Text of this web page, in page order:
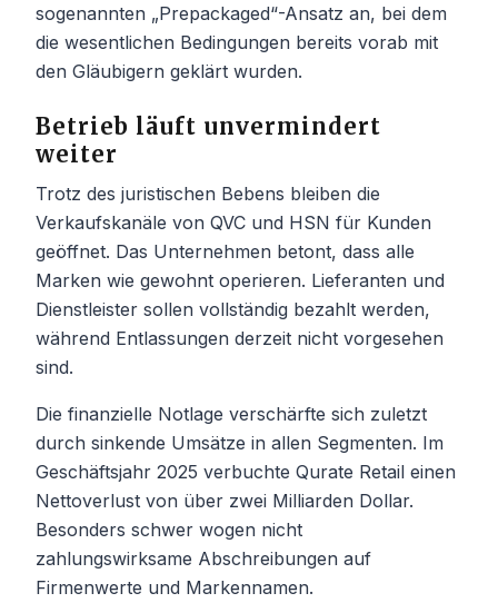
sogenannten „Prepackaged“-Ansatz an, bei dem
die wesentlichen Bedingungen bereits vorab mit
den Gläubigern geklärt wurden.
Betrieb läuft unvermindert
weiter
Trotz des juristischen Bebens bleiben die
Verkaufskanäle von QVC und HSN für Kunden
geöffnet. Das Unternehmen betont, dass alle
Marken wie gewohnt operieren. Lieferanten und
Dienstleister sollen vollständig bezahlt werden,
während Entlassungen derzeit nicht vorgesehen
sind.
Die finanzielle Notlage verschärfte sich zuletzt
durch sinkende Umsätze in allen Segmenten. Im
Geschäftsjahr 2025 verbuchte Qurate Retail einen
Nettoverlust von über zwei Milliarden Dollar.
Besonders schwer wogen nicht
zahlungswirksame Abschreibungen auf
Firmenwerte und Markennamen.